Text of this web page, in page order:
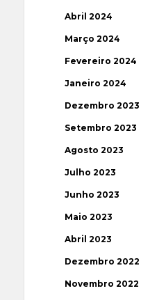
Abril 2024
Março 2024
Fevereiro 2024
Janeiro 2024
Dezembro 2023
Setembro 2023
Agosto 2023
Julho 2023
Junho 2023
Maio 2023
Abril 2023
Dezembro 2022
Novembro 2022